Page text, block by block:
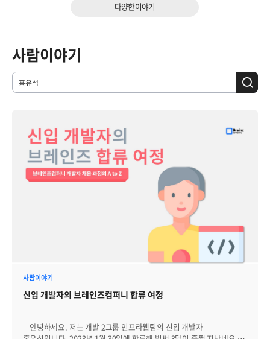
다양한이야기
사람이야기
사람이야기
신입 개발자의 브레인즈컴퍼니 합류 여정
안녕하세요. 저는 개발 2그룹 인프라웹팀의 신입 개발자